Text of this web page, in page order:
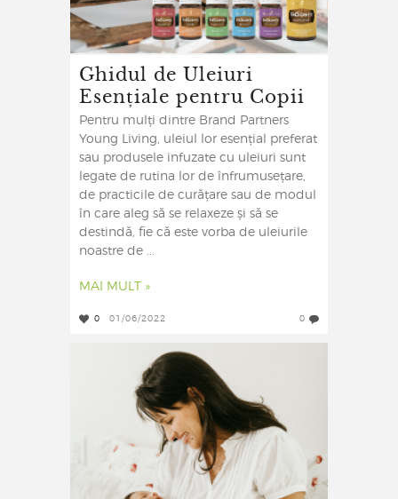
Ghidul de Uleiuri
Esențiale pentru Copii
Pentru mulți dintre Brand Partners
Young Living, uleiul lor esențial preferat
sau produsele infuzate cu uleiuri sunt
legate de rutina lor de înfrumusețare,
de practicile de curățare sau de modul
în care aleg să se relaxeze și să se
destindă, fie că este vorba de uleiurile
noastre de ...
MAI MULT »
0 01/06/2022 0